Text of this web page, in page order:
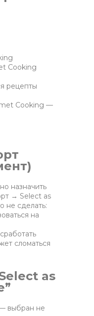
Cooking
рецепты
Cooking —
назначить
→ Select as
не сделать:
на
сломаться
as
выбран не